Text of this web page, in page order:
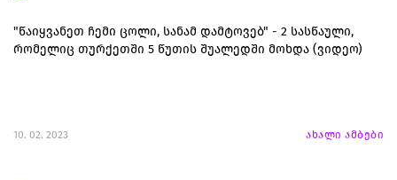
"წაიყვანეთ ჩემი ცოლი, სანამ დამტოვებ" - 2 სასწაული,
რომელიც თურქეთში 5 წუთის შუალედში მოხდა (ვიდეო)
10. 02. 2023 ახალი ამბები